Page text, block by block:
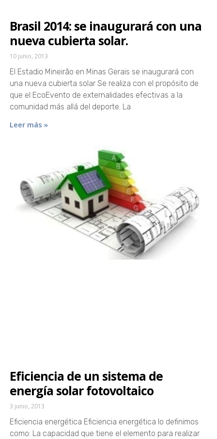
Brasil 2014: se inaugurará con una
nueva cubierta solar.
10 junio, 2013
El Estadio Mineirão en Minas Gerais se inaugurará con
una nueva cubierta solar Se realiza con el propósito de
que el EcoEvento de externalidades efectivas a la
comunidad más allá del deporte. La
Leer más »
Eficiencia de un sistema de
energía solar fotovoltaico
3 junio, 2013
Eficiencia energética Eficiencia energética lo definimos
como: La capacidad que tiene el elemento para realizar